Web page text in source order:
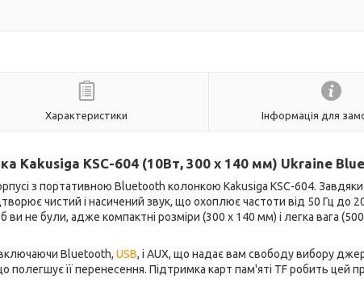
Характеристики Інформація для
Kakusiga KSC-604 (10Вт, 300 х 140 мм) Ukraine Blue
з портативною Bluetooth колонкою Kakusiga KSC-604. Завдяки
чистий і насичений звук, що охоплює частоти від 50 Гц до
не були, адже компактні розміри (300 х 140 мм) і легка вага
включаючи Bluetooth, USB, і AUX, що надає вам свободу вибору
її перенесення. Підтримка карт пам'яті TF робить цей